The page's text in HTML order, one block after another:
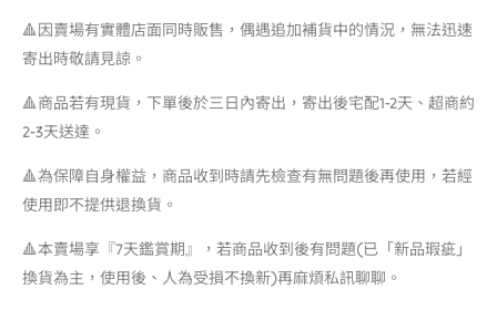
🔺因賣場有實體店面同時販售，偶遇追加補貨中的情況，無法迅速
寄出時敬請見諒。
🔺商品若有現貨，下單後於三日內寄出，寄出後宅配1-2天、超商約
2-3天送達。
🔺為保障自身權益，商品收到時請先檢查有無問題後再使用，若經
使用即不提供退換貨。
🔺本賣場享『7天鑑賞期』，若商品收到後有問題(已「新品瑕疵」
換貨為主，使用後、人為受損不換新)再麻煩私訊聊聊。